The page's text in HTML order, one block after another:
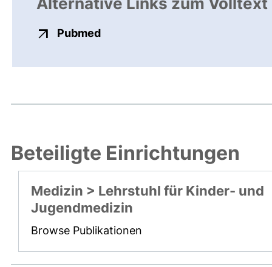
Pubmedexterner Link, öffnet neues
Beteiligte Einrichtungen
Medizin > Lehrstuhl für Kinder- und
Jugendmedizin
Browse Publikationen